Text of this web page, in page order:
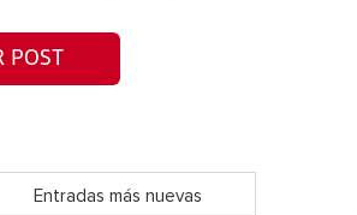
POST
Entradas más nuevas